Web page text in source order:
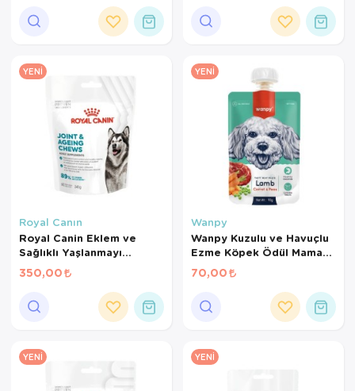
YENI
Royal Canın
Royal Canin Eklem ve
Sağlıklı Yaşlanmayı
Destekleyen Tamamlayıcı
Yetişkin Köpek Ödül
350,00
YENI
Wanpy
Wanpy Kuzulu ve Havuçlu
Ezme Köpek Ödül Maması
90 Gr
70,00
YENI YENI